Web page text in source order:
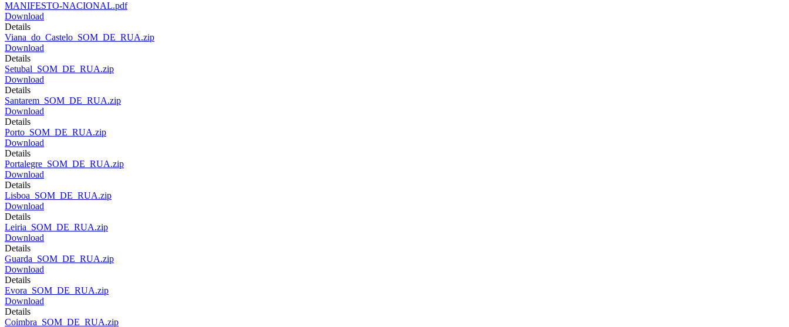
MANIFESTO-NACIONAL.pdf
Download
Details
Viana_do_Castelo_SOM_DE_RUA.zip
Download
Details
Setubal_SOM_DE_RUA.zip
Download
Details
Santarem_SOM_DE_RUA.zip
Download
Details
Porto_SOM_DE_RUA.zip
Download
Details
Portalegre_SOM_DE_RUA.zip
Download
Details
Lisboa_SOM_DE_RUA.zip
Download
Details
Leiria_SOM_DE_RUA.zip
Download
Details
Guarda_SOM_DE_RUA.zip
Download
Details
Evora_SOM_DE_RUA.zip
Download
Details
Coimbra_SOM_DE_RUA.zip